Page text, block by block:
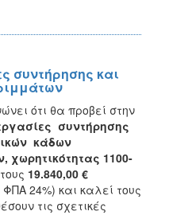
συντήρησης και
ότι θα προβεί στην
συντήρησης
κάδων
χωρητικότητας 1100-
19.840,00 €
24%) και καλεί τους
τις σχετικές